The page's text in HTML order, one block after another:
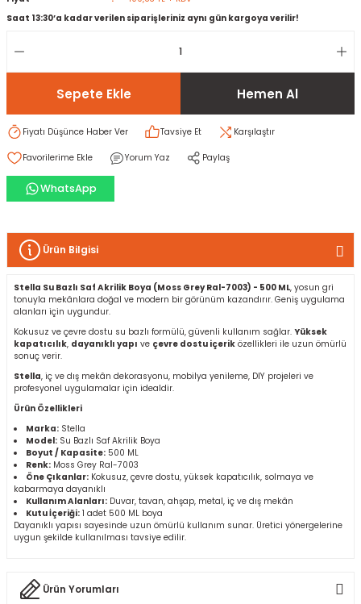
HARÇLARI
Saat 13:30’a kadar verilen siparişleriniz aynı gün kargoya verilir!
Sepete Ekle Hemen Al
Fiyatı Düşünce Haber Ver Tavsiye Et Karşılaştır
Yorum Yaz Paylaş
WhatsApp
Ürün Bilgisi
Stella Su Bazlı Saf Akrilik Boya (Moss Grey Ral-7003) - 500 ML, yosun gri
tonuyla mekânlara doğal ve modern bir görünüm kazandırır. Geniş uygulama
alanları için uygundur.
Kokusuz ve çevre dostu su bazlı formülü, güvenli kullanım sağlar. Yüksek
kapatıcılık, dayanıklı yapı ve çevre dostu içerik özellikleri ile uzun ömürlü
sonuç verir.
Stella, iç ve dış mekân dekorasyonu, mobilya yenileme, DIY projeleri ve
profesyonel uygulamalar için idealdir.
Ürün Özellikleri
Marka: Stella
Model: Su Bazlı Saf Akrilik Boya
Boyut / Kapasite: 500 ML
Renk: Moss Grey Ral-7003
Öne Çıkanlar: Kokusuz, çevre dostu, yüksek kapatıcılık, solmaya ve
kabarmaya dayanıklı
Kullanım Alanları: Duvar, tavan, ahşap, metal, iç ve dış mekân
Kutu İçeriği: 1 adet 500 ML boya
Dayanıklı yapısı sayesinde uzun ömürlü kullanım sunar. Üretici yönergelerine
uygun şekilde kullanılması tavsiye edilir.
Ürün Yorumları